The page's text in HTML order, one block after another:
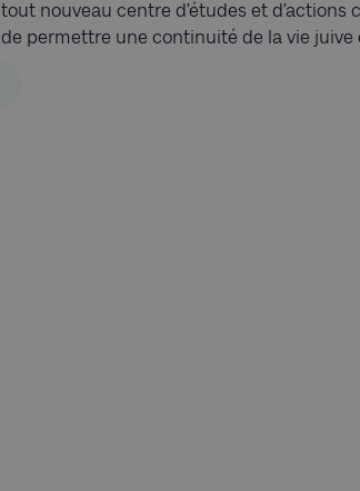
tout nouveau centre d’études et d’actions
de permettre une continuité de la vie